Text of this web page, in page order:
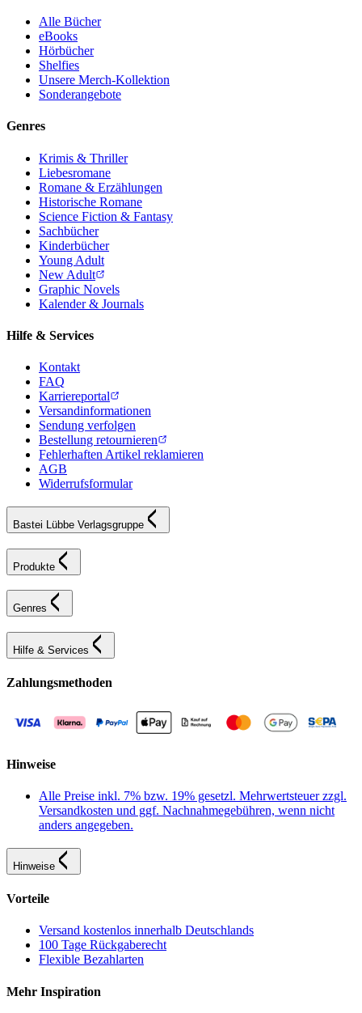
Alle Bücher
eBooks
Hörbücher
Shelfies
Unsere Merch-Kollektion
Sonderangebote
Genres
Krimis & Thriller
Liebesromane
Romane & Erzählungen
Historische Romane
Science Fiction & Fantasy
Sachbücher
Kinderbücher
Young Adult
New Adult
Graphic Novels
Kalender & Journals
Hilfe & Services
Kontakt
FAQ
Karriereportal
Versandinformationen
Sendung verfolgen
Bestellung retournieren
Fehlerhaften Artikel reklamieren
AGB
Widerrufsformular
Bastei Lübbe Verlagsgruppe
Produkte
Genres
Hilfe & Services
Zahlungsmethoden
Hinweise
Alle Preise inkl. 7% bzw. 19% gesetzl. Mehrwertsteuer zzgl.
Versandkosten und ggf. Nachnahmegebühren, wenn nicht
anders angegeben.
Hinweise
Vorteile
Versand kostenlos innerhalb Deutschlands
100 Tage Rückgaberecht
Flexible Bezahlarten
Mehr Inspiration